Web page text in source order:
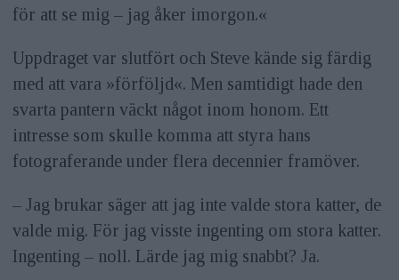
för att se mig – jag åker imorgon.«
Uppdraget var slutfört och Steve kände sig färdig
med att vara »förföljd«. Men samtidigt hade den
svarta pantern väckt något inom honom. Ett
intresse som skulle komma att styra hans
fotograferande under flera decennier framöver.
– Jag brukar säger att jag inte valde stora katter, de
valde mig. För jag visste ingenting om stora katter.
Ingenting – noll. Lärde jag mig snabbt? Ja.